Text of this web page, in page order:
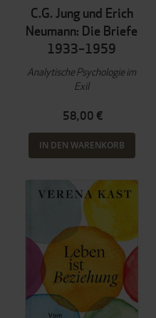
C.G. Jung und Erich
Neumann: Die Briefe
1933–1959
Analytische Psychologie im
Exil
58,00 €
IN DEN WARENKORB